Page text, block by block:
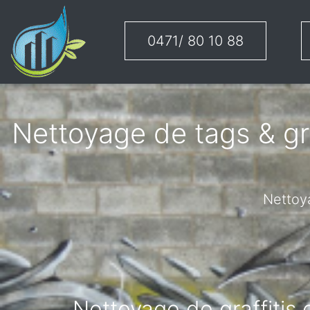
0471/ 80 10 88
Nettoyage de tags &